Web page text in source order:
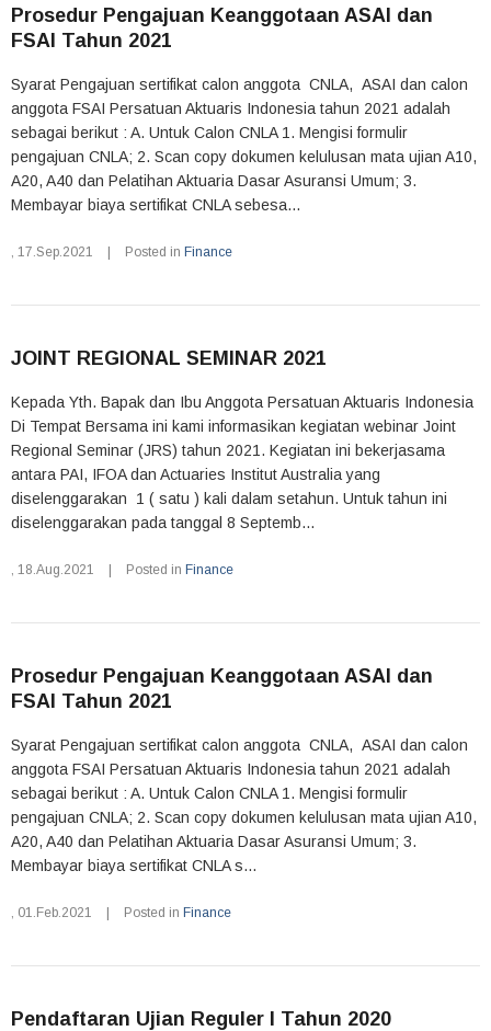
Prosedur Pengajuan Keanggotaan ASAI dan
FSAI Tahun 2021
Syarat Pengajuan sertifikat calon anggota CNLA, ASAI dan calon
anggota FSAI Persatuan Aktuaris Indonesia tahun 2021 adalah
sebagai berikut : A. Untuk Calon CNLA 1. Mengisi formulir
pengajuan CNLA; 2. Scan copy dokumen kelulusan mata ujian A10,
A20, A40 dan Pelatihan Aktuaria Dasar Asuransi Umum; 3.
Membayar biaya sertifikat CNLA sebesa...
, 17.Sep.2021 Posted in Finance
JOINT REGIONAL SEMINAR 2021
Kepada Yth. Bapak dan Ibu Anggota Persatuan Aktuaris Indonesia
Di Tempat Bersama ini kami informasikan kegiatan webinar Joint
Regional Seminar (JRS) tahun 2021. Kegiatan ini bekerjasama
antara PAI, IFOA dan Actuaries Institut Australia yang
diselenggarakan 1 ( satu ) kali dalam setahun. Untuk tahun ini
diselenggarakan pada tanggal 8 Septemb...
, 18.Aug.2021 Posted in Finance
Prosedur Pengajuan Keanggotaan ASAI dan
FSAI Tahun 2021
Syarat Pengajuan sertifikat calon anggota CNLA, ASAI dan calon
anggota FSAI Persatuan Aktuaris Indonesia tahun 2021 adalah
sebagai berikut : A. Untuk Calon CNLA 1. Mengisi formulir
pengajuan CNLA; 2. Scan copy dokumen kelulusan mata ujian A10,
A20, A40 dan Pelatihan Aktuaria Dasar Asuransi Umum; 3.
Membayar biaya sertifikat CNLA s...
, 01.Feb.2021 Posted in Finance
Pendaftaran Ujian Reguler I Tahun 2020